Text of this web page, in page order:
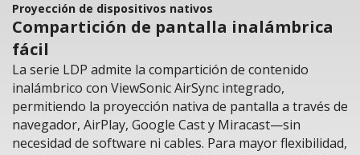
Proyección de dispositivos nativos
Compartición de pantalla inalámbrica
fácil
La serie LDP admite la compartición de contenido
inalámbrico con ViewSonic AirSync integrado,
permitiendo la proyección nativa de pantalla a través de
navegador, AirPlay, Google Cast y Miracast—sin
necesidad de software ni cables. Para mayor flexibilidad,